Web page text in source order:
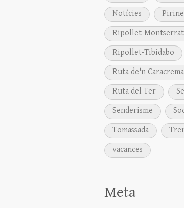
Notícies
Ripollet-Montserrat
Ripollet-Tibidabo
Ruta de'n
Ruta del Ter
Senderisme
Tomassada
vacances
Meta